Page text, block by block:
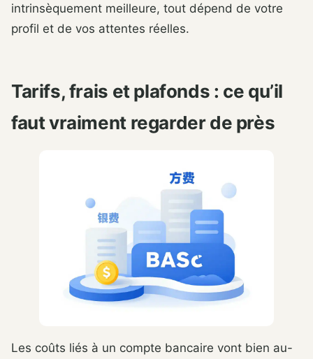
intrinsèquement meilleure, tout dépend de votre
profil et de vos attentes réelles.
Tarifs, frais et plafonds : ce qu’il
faut vraiment regarder de près
Les coûts liés à un compte bancaire vont bien au-